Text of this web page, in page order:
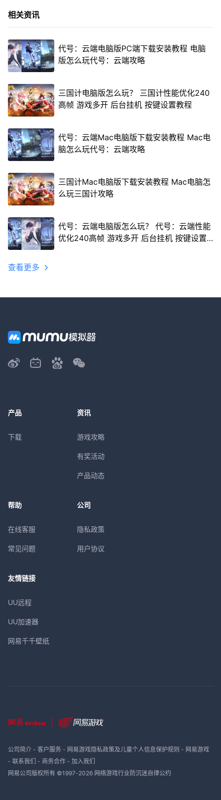
相关资讯
代号：云端电脑版PC端下载安装教程 电脑
版怎么玩代号：云端攻略
三国计电脑版怎么玩？ 三国计性能优化240
高帧 游戏多开 后台挂机 按键设置教程
代号：云端Mac电脑版下载安装教程 Mac电
脑怎么玩代号：云端攻略
三国计Mac电脑版下载安装教程 Mac电脑怎
么玩三国计攻略
代号：云端电脑版怎么玩？ 代号：云端性能
优化240高帧 游戏多开 后台挂机 按键设置
查看更多
产品
下载
资讯
游戏攻略
有奖活动
产品动态
帮助
在线客服
常见问题
公司
隐私政策
用户协议
友情链接
UU远程
UU加速器
网易千千壁纸
公司简介- 客户服务- 网易游戏隐私政策及儿童个人信息保护规则 - 网易游戏
- 联系我们 - 商务合作- 加入我们
网易公司版权所有 ©1997-2026 网络游戏行业防沉迷自律公约